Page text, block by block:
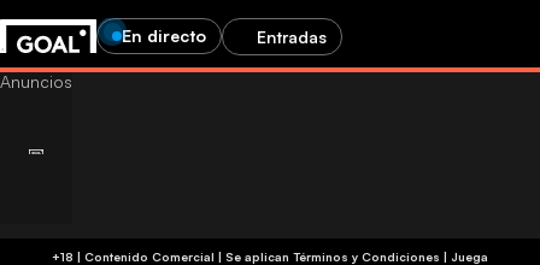
En directo Entradas
+18 | Contenido Comercial | Se aplican Términos y Condiciones | Juega